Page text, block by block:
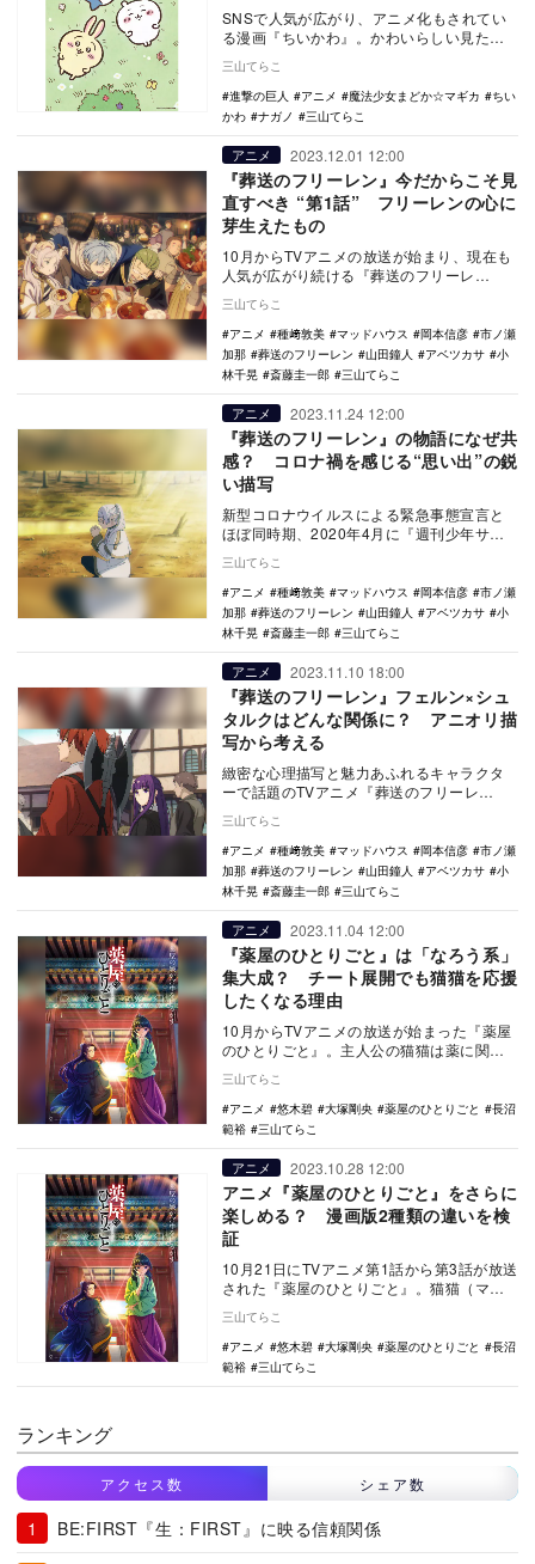
SNSで人気が広がり、アニメ化もされてい
る漫画『ちいかわ』。かわいらしい見た目
ジー」である…
三山てらこ
進撃の巨人
アニメ 魔法少女まどか☆マギカ
ちい
かわ
ナガノ 三山てらこ
アニメ 2023.12.01 12:00
『葬送のフリーレン』今だからこそ見
直すべき “第1話” フリーレンの心に
芽生えたもの
10月からTVアニメの放送が始まり、現在も
人気が広がり続ける『葬送のフリーレ
約2カ月…
三山てらこ
アニメ
種﨑敦美 マッドハウス 岡本信彦
市ノ瀬
加那
葬送のフリーレン 山田鐘人 アベツカサ
小
林千晃
斎藤圭一郎 三山てらこ
アニメ 2023.11.24 12:00
『葬送のフリーレン』の物語になぜ共
感？ コロナ禍を感じる“思い出”の鋭
い描写
新型コロナウイルスによる緊急事態宣言と
ほぼ同時期、2020年4月に『週刊少年サン
送のフリー…
三山てらこ
アニメ
種﨑敦美 マッドハウス 岡本信彦
市ノ瀬
加那
葬送のフリーレン 山田鐘人 アベツカサ
小
林千晃
斎藤圭一郎 三山てらこ
アニメ 2023.11.10 18:00
『葬送のフリーレン』フェルン×シュ
タルクはどんな関係に？ アニオリ描
写から考える
緻密な心理描写と魅力あふれるキャラクタ
ーで話題のTVアニメ『葬送のフリーレ
のは、主人公のフ…
三山てらこ
アニメ
種﨑敦美 マッドハウス 岡本信彦
市ノ瀬
加那
葬送のフリーレン 山田鐘人 アベツカサ
小
林千晃
斎藤圭一郎 三山てらこ
アニメ 2023.11.04 12:00
『薬屋のひとりごと』は「なろう系」
集大成？ チート展開でも猫猫を応援
したくなる理由
10月からTVアニメの放送が始まった『薬屋
のひとりごと』。主人公の猫猫は薬に関す
宦官に見出…
三山てらこ
アニメ
悠木碧 大塚剛央 薬屋のひとりごと
長沼
範裕
三山てらこ
アニメ 2023.10.28 12:00
アニメ『薬屋のひとりごと』をさらに
楽しめる？ 漫画版2種類の違いを検
証
10月21日にTVアニメ第1話から第3話が放送
された『薬屋のひとりごと』。猫猫（マオ
シ）の…
三山てらこ
アニメ
悠木碧 大塚剛央 薬屋のひとりごと
長沼
範裕
三山てらこ
ランキング
アクセス数 シェア数
BE:FIRST『生：FIRST』に映る信頼関係